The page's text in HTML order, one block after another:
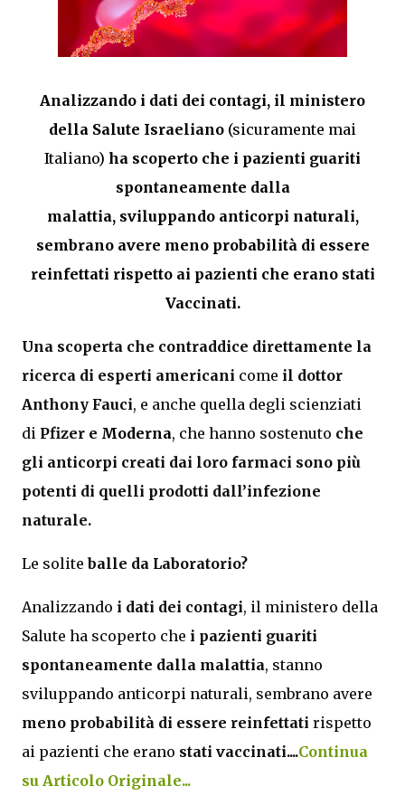
Analizzando i dati dei contagi, il ministero
della Salute Israeliano (sicuramente mai
Italiano) ha scoperto che i pazienti guariti
spontaneamente dalla
malattia,sviluppando anticorpi naturali,
sembrano avere meno probabilità di essere
reinfettati rispetto ai pazienti che erano stati
Vaccinati.
Una scoperta che contraddice direttamente la
ricerca di esperti americani come il dottor
Anthony Fauci, e anche quella degli scienziati
di Pfizer e Moderna, che hanno sostenuto che
gli anticorpi creati dai loro farmaci sono più
potenti di quelli prodotti dall’infezione
naturale.
Le soliteballe da Laboratorio?
Analizzando i dati dei contagi, il ministero della
Salute ha scoperto che i pazienti guariti
spontaneamente dalla malattia, stanno
sviluppando anticorpi naturali, sembrano avere
meno probabilità di essere reinfettati rispetto
ai pazienti che erano stati vaccinati....Continua
su Articolo Originale...